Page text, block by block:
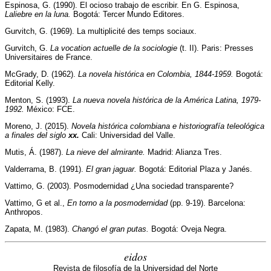
Espinosa, G. (1990). El ocioso trabajo de escribir. En G. Espinosa,
Laliebre en la luna. Bogotá: Tercer Mundo Editores.
Gurvitch, G. (1969). La multiplicité des temps sociaux.
Gurvitch, G. La vocation actuelle de la sociologie (t. II). Paris: Presses
Universitaires de France.
McGrady, D. (1962). La novela histórica en Colombia, 1844-1959. Bogotá:
Editorial Kelly.
Menton, S. (1993). La nueva novela histórica de la América Latina, 1979-
1992. México: FCE.
Moreno, J. (2015). Novela histórica colombiana e historiografía teleológica
a finales del sigloxx. Cali: Universidad del Valle.
Mutis, Á. (1987). La nieve del almirante. Madrid: Alianza Tres.
Valderrama, B. (1991). El gran jaguar. Bogotá: Editorial Plaza y Janés.
Vattimo, G. (2003). Posmodernidad ¿Una sociedad transparente?
Vattimo, G et al., En torno a la posmodernidad (pp. 9-19). Barcelona:
Anthropos.
Zapata, M. (1983). Changó el gran putas. Bogotá: Oveja Negra.
eidos
Revista de filosofía de la Universidad del Norte